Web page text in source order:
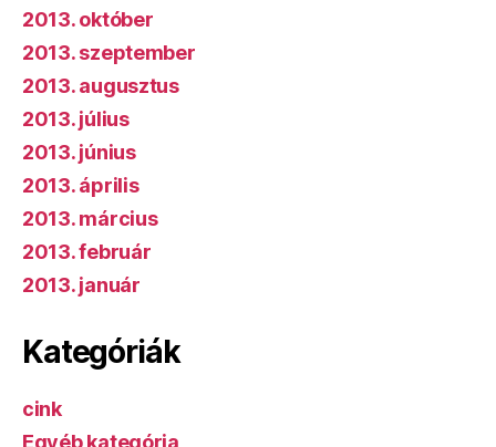
2013. október
2013. szeptember
2013. augusztus
2013. július
2013. június
2013. április
2013. március
2013. február
2013. január
Kategóriák
cink
Egyéb kategória